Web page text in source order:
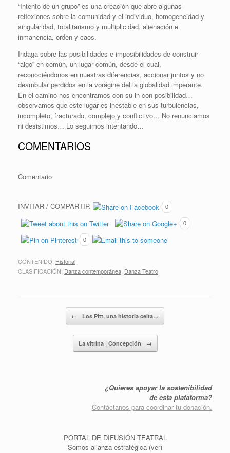
“Intento de un grupo” es una creación que abre algunas
reflexiones sobre la comunidad y el individuo, homogeneidad y
singularidad, totalitarismo y multiplicidad, alienación e
inmanencia, orden y caos.
Indaga sobre las posibilidades e imposibilidades de construir
“algo” en común, un lugar común, desde el cual,
reconociéndonos en nuestras diferencias, accionar juntos y no
deambular perdidos en la vorágine del la globalidad imperante.
En el camino nos encontramos con su in-con-posibilidad…
observamos que este lugar es inestable en sus turbulencias,
incompleto, fracturado, complejo y conflictivo… No renunciamos
ni desistimos… Lo seguimos intentando…
COMENTARIOS
Comentario
INVITAR / COMPARTIR 0
0
0
CONTENIDO: Historial
CLASIFICACIÓN: Danza contemporánea Danza Teatro
← Los Pitt, una historia celta…
La vitrina | Concepción →
¿Quieres apoyar la sostenibilidad
de esta plataforma?
Contáctanos para coordinar tu donación.
PORTAL DE DIFUSIÓN TEATRAL
Somos alianza estratégica (ver)